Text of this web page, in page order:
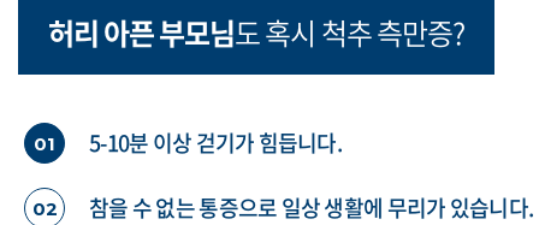
허리 아픈 부모님도 혹시 척추 측만증?
01 5-10분 이상 걷기가 힘듭니다.
02 참을 수 없는 통증으로 일상 생활에 무리가 있습니다.